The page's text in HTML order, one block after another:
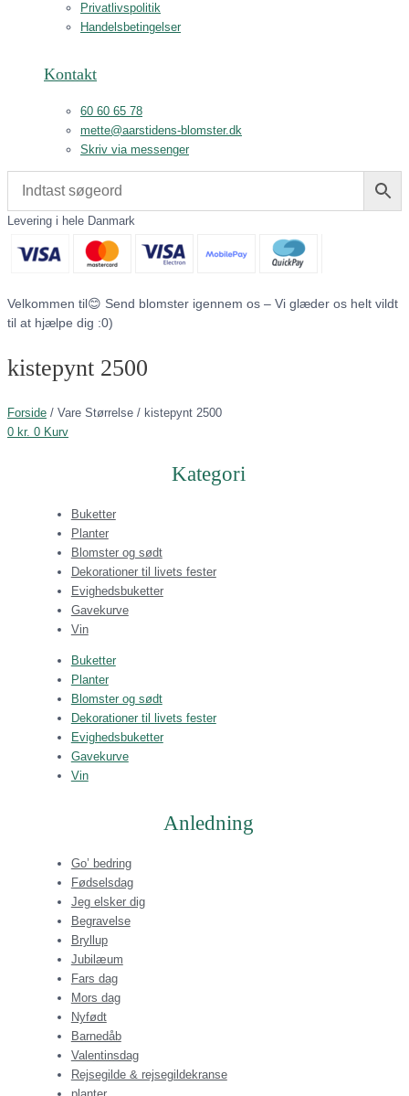
Privatlivspolitik
Handelsbetingelser
Kontakt
60 60 65 78
mette@aarstidens-blomster.dk
Skriv via messenger
Levering i hele Danmark
Velkommen til😊 Send blomster igennem os – Vi glæder os helt vildt
til at hjælpe dig :0)
kistepynt 2500
Forside / Vare Størrelse / kistepynt 2500
0 kr. 0 Kurv
Kategori
Buketter
Planter
Blomster og sødt
Dekorationer til livets fester
Evighedsbuketter
Gavekurve
Vin
Buketter
Planter
Blomster og sødt
Dekorationer til livets fester
Evighedsbuketter
Gavekurve
Vin
Anledning
Go’ bedring
Fødselsdag
Jeg elsker dig
Begravelse
Bryllup
Jubilæum
Fars dag
Mors dag
Nyfødt
Barnedåb
Valentinsdag
Rejsegilde & rejsegildekranse